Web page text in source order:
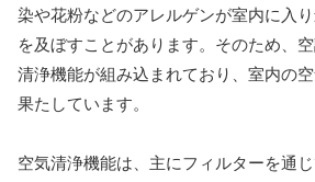
染や花粉などのアレルゲンが室内に入
を及ぼすことがあります。そのため、
清浄機能が組み込まれており、室内の
果たしています。
空気清浄機能は、主にフィルターを通